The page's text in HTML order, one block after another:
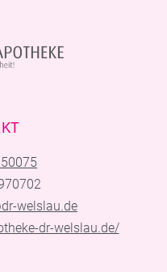
welslau.de
dr-welslau.de/